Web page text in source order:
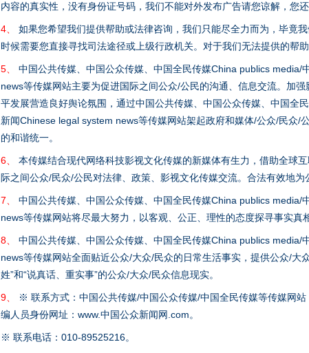
内容的真实性，没有身份证号码，我们不能对外发布广告请您谅解，您
4、
如果您希望我们提供帮助或法律咨询，我们只能尽全力而为，毕竟
时候需要您直接寻找司法途径或上级行政机关。对于我们无法提供的帮
5、
中国公共传媒、中国公众传媒、中国全民传媒China publics
news等传媒网站主要为促进国际之间公众/公民的沟通、信息交流。加
平发展营造良好舆论氛围，通过中国公共传媒、中国公众传媒、中国全
新闻Chinese legal system news等传媒网站架起政府和媒体/公众/民众
的和谐统一。
6、
本传媒结合现代网络科技影视文化传媒的新媒体有生力，借助全球
际之间公众/民众/公民对法律、政策、影视文化传媒交流。合法有效地为
7、
中国公共传媒、中国公众传媒、中国全民传媒China publics
news等传媒网站将尽最大努力，以客观、公正、理性的态度探寻事实真
8、
中国公共传媒、中国公众传媒、中国全民传媒China publics
news等传媒网站全面贴近公众/大众/民众的日常生活事实，提供公众/
姓”和“说真话、重实事”的公众/大众/民众信息现实。
9、
※ 联系方式：中国公共传媒/中国公众传媒/中国全民传媒等传媒网
编人员身份网址：www.中国公众新闻网.com。
※ 联系电话：010-89525216。
茶叶“炒
这是一记警钟！ 谢谢有你温